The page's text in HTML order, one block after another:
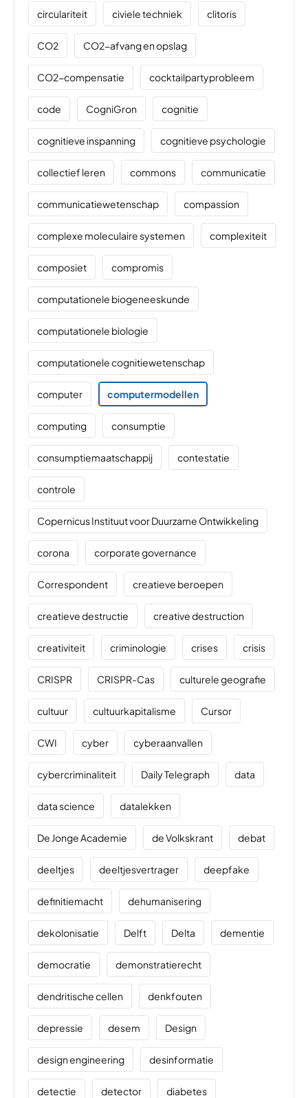
circulariteit civiele techniek clitoris
CO2 CO2-afvang en opslag
CO2-compensatie cocktailpartyprobleem
code CogniGron cognitie
cognitieve inspanning cognitieve psychologie
collectief leren commons communicatie
communicatiewetenschap compassion
complexe moleculaire systemen complexiteit
composiet compromis
computationele biogeneeskunde
computationele biologie
computationele cognitiewetenschap
computer computermodellen
computing consumptie
consumptiemaatschappij contestatie
controle
Copernicus Instituut voor Duurzame Ontwikkeling
corona corporate governance
Correspondent creatieve beroepen
creatieve destructie creative destruction
creativiteit criminologie crises crisis
CRISPR CRISPR-Cas culturele geografie
cultuur cultuurkapitalisme Cursor
CWI cyber cyberaanvallen
cybercriminaliteit Daily Telegraph data
data science datalekken
De Jonge Academie de Volkskrant debat
deeltjes deeltjesvertrager deepfake
definitiemacht dehumanisering
dekolonisatie Delft Delta dementie
democratie demonstratierecht
dendritische cellen denkfouten
depressie desem Design
design engineering desinformatie
detectie detector diabetes